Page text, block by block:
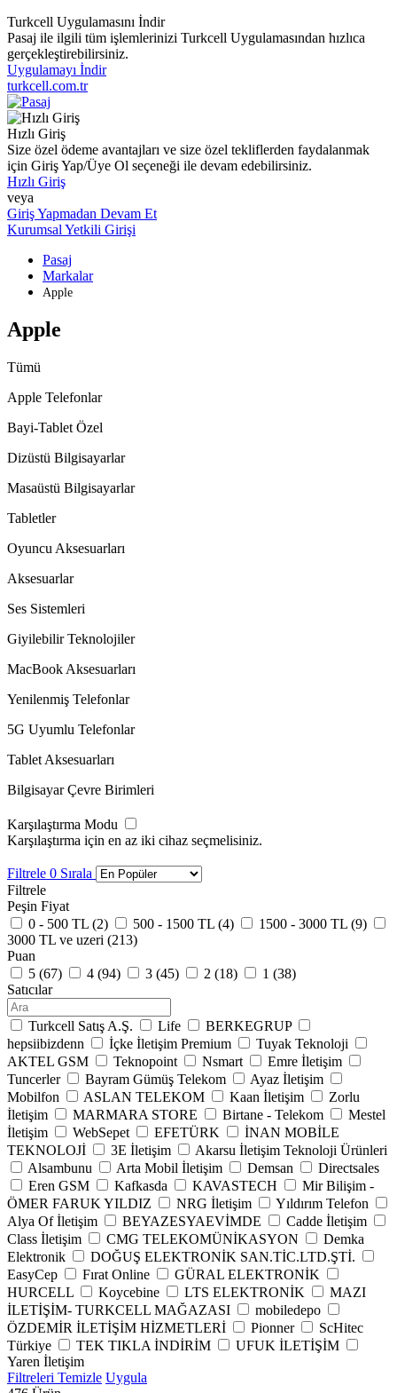
Turkcell Uygulamasını İndir
Pasaj ile ilgili tüm işlemlerinizi Turkcell Uygulamasından hızlıca
gerçekleştirebilirsiniz.
Uygulamayı İndir
turkcell.com.tr
Hızlı Giriş
Size özel ödeme avantajları ve size özel tekliflerden faydalanmak
için Giriş Yap/Üye Ol seçeneği ile devam edebilirsiniz.
Hızlı Giriş
veya
Giriş Yapmadan Devam Et
Kurumsal Yetkili Girişi
Pasaj
Markalar
Apple
Apple
Tümü
Apple Telefonlar
Bayi-Tablet Özel
Dizüstü Bilgisayarlar
Masaüstü Bilgisayarlar
Tabletler
Oyuncu Aksesuarları
Aksesuarlar
Ses Sistemleri
Giyilebilir Teknolojiler
MacBook Aksesuarları
Yenilenmiş Telefonlar
5G Uyumlu Telefonlar
Tablet Aksesuarları
Bilgisayar Çevre Birimleri
Karşılaştırma Modu
Karşılaştırma için en az iki cihaz seçmelisiniz.
Filtrele 0 Sırala
Filtrele
Peşin Fiyat
0 - 500 TL (2) 500 - 1500 TL (4) 1500 - 3000 TL (9)
3000 TL ve uzeri (213)
Puan
5 (67) 4 (94) 3 (45) 2 (18) 1 (38)
Satıcılar
Turkcell Satış A.Ş. Life
BERKEGRUP
hepsiibizdenn
İçke İletişim Premium
Tuyak Teknoloji
AKTEL GSM
Teknopoint Nsmart
Emre İletişim
Tuncerler
Bayram Gümüş Telekom
Ayaz İletişim
Mobilfon
ASLAN TELEKOM Kaan İletişim
Zorlu
İletişim
MARMARA STORE Birtane - Telekom
Mestel
İletişim
WebSepet EFETÜRK
İNAN MOBİLE
TEKNOLOJİ
3E İletişim
Akarsu İletişim Teknoloji Ürünleri
Alsambunu
Arta Mobil İletişim Demsan
Directsales
Eren GSM
Kafkasda KAVASTECH
Mir Bilişim -
ÖMER FARUK YILDIZ
NRG İletişim
Yıldırım Telefon
Alya Of İletişim
BEYAZESYAEVİMDE
Cadde İletişim
Class İletişim
CMG TELEKOMÜNİKASYON
Demka
Elektronik
DOĞUŞ ELEKTRONİK SAN.TİC.LTD.ŞTİ.
EasyCep
Fırat Online
GÜRAL ELEKTRONİK
HURCELL
Koycebine LTS ELEKTRONİK
MAZI
İLETİŞİM- TURKCELL MAĞAZASI
mobiledepo
ÖZDEMİR İLETİŞİM HİZMETLERİ
Pionner
ScHitec
Türkiye
TEK TIKLA İNDİRİM
UFUK İLETİŞİM
Yaren İletişim
Filtreleri Temizle Uygula